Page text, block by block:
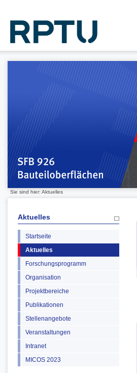
Sie sind hier: Aktuelles
Aktuelles
Startseite
Aktuelles
Forschungsprogramm
Organisation
Projektbereiche
Publikationen
Stellenangebote
Veranstaltungen
Intranet
MICOS 2023